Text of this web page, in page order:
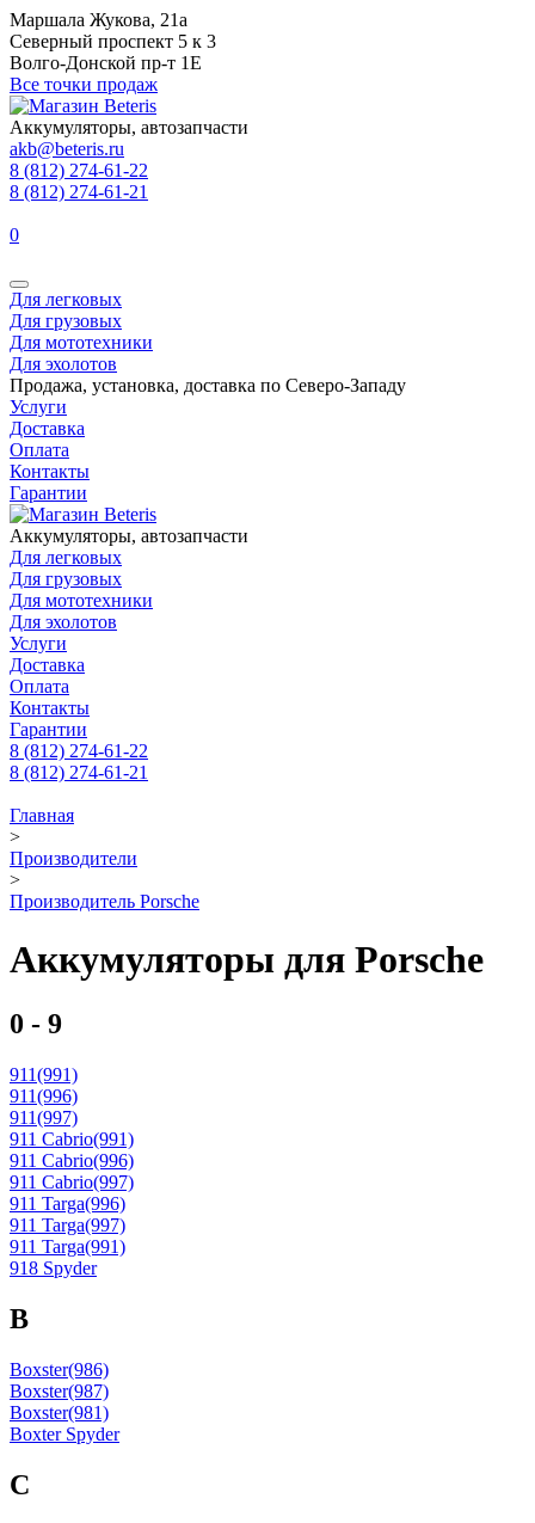
Маршала Жукова, 21а
Северный проспект 5 к 3
Волго-Донской пр-т 1Е
Все точки продаж
Аккумуляторы, автозапчасти
akb@beteris.ru
8 (812) 274-61-22
8 (812) 274-61-21
0
Для легковых
Для грузовых
Для мототехники
Для эхолотов
Продажа, установка, доставка по Северо-Западу
Услуги
Доставка
Оплата
Контакты
Гарантии
Аккумуляторы, автозапчасти
Для легковых
Для грузовых
Для мототехники
Для эхолотов
Услуги
Доставка
Оплата
Контакты
Гарантии
8 (812) 274-61-22
8 (812) 274-61-21
Главная
>
Производители
>
Производитель Porsche
Аккумуляторы для Porsche
0 - 9
911(991)
911(996)
911(997)
911 Cabrio(991)
911 Cabrio(996)
911 Cabrio(997)
911 Targa(996)
911 Targa(997)
911 Targa(991)
918 Spyder
B
Boxster(986)
Boxster(987)
Boxster(981)
Boxter Spyder
C